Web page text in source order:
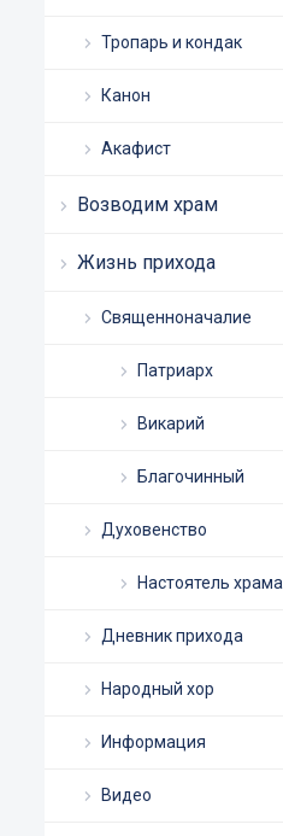
Тропарь и кондак
Канон
Акафист
Возводим храм
Жизнь прихода
Священноначалие
Патриарх
Викарий
Благочинный
Духовенство
Настоятель храма
Дневник прихода
Народный хор
Информация
Видео